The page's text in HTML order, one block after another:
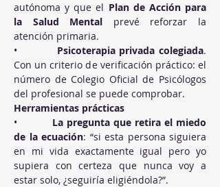
autónoma y que el Plan de Acción para
la Salud Mental prevé reforzar la
atención primaria.
• Psicoterapia privada colegiada.
Con un criterio de verificación práctico: el
número de Colegio Oficial de Psicólogos
del profesional se puede comprobar.
Herramientas prácticas
• La pregunta que retira el miedo
de la ecuación: “si esta persona siguiera
en mi vida exactamente igual pero yo
supiera con certeza que nunca voy a
estar solo, ¿seguiría eligiéndola?”.